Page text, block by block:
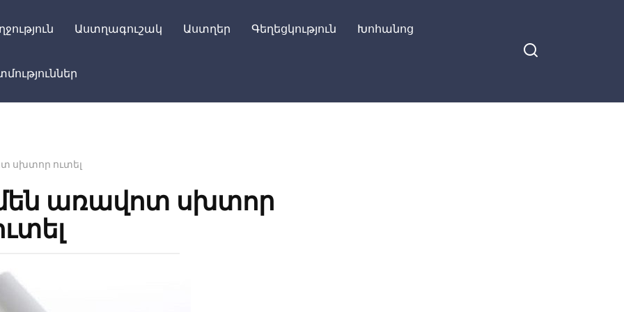
Աստղագուշակ Աստղեր Գեղեցկություն Խոհանոց
սխտոր ուտել
առավոտ սխտոր